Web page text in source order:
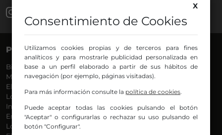
PROGRAMAS
Bilbosport
Más Música
El Madrugador
Lo Más Nuevo
Informativos
En Ruta
Locos por la Música
VOCES
Agurtzane
Belén Ollero
Eduardo
Eva Argote
Endika
X
Consentimiento de Cookies
Utilizamos cookies propias y de terceros para fines
analíticos y para mostrarle publicidad personalizada en
base a un perfil elaborado a partir de sus hábitos de
navegación (por ejemplo, páginas visitadas).
Para más información consulte la política de cookies.
Puede aceptar todas las cookies pulsando el botón
"Aceptar" o configurarlas o rechazar su uso pulsando el
botón "Configurar".